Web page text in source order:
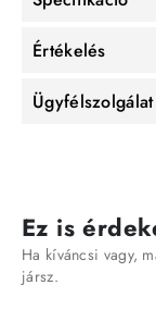
Értékelés
Ez is
Ha kíváncsi vagy,
jársz.